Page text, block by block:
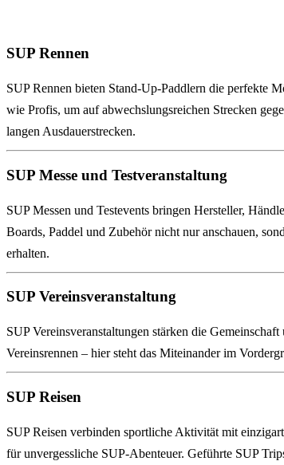
SUP Rennen
SUP Rennen bieten Stand-Up-Paddlern die perfekte
wie Profis, um auf abwechslungsreichen Strecken
langen Ausdauerstrecken.
SUP Messe und Testveranstaltung
SUP Messen und Testevents bringen Hersteller,
Boards, Paddel und Zubehör nicht nur anschauen,
erhalten.
SUP Vereinsveranstaltung
SUP Vereinsveranstaltungen stärken die
Vereinsrennen – hier steht das Miteinander im
SUP Reisen
SUP Reisen verbinden sportliche Aktivität mit
für unvergessliche SUP‑Abenteuer. Geführte SUP